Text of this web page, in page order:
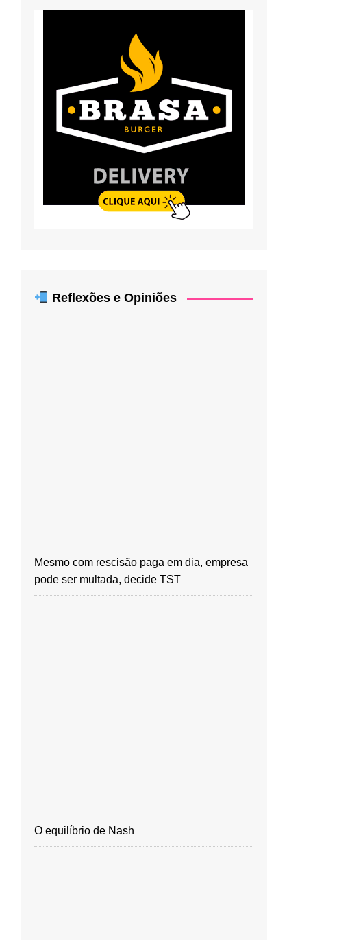
Reflexões e Opiniões
Mesmo com rescisão paga em dia, empresa
pode ser multada, decide TST
O equilíbrio de Nash